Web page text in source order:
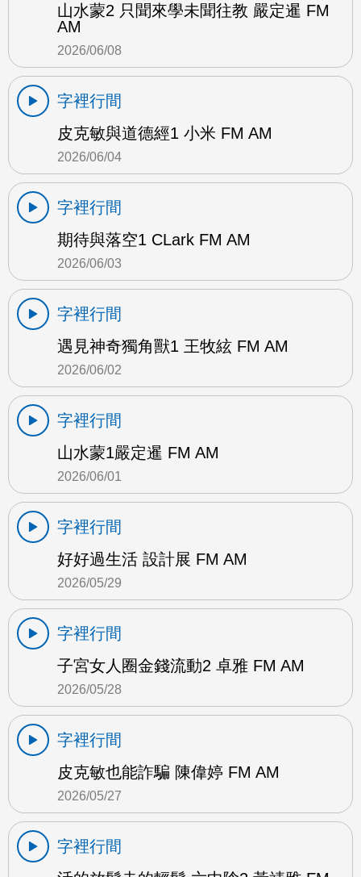
山水蒙2 只聞來學未聞往教 嚴定暹 FM
AM
2026/06/08
字裡行間
皮克敏與道德經1 小米 FM AM
2026/06/04
字裡行間
期待與落空1 CLark FM AM
2026/06/03
字裡行間
遇見神奇獨角獸1 王牧絃 FM AM
2026/06/02
字裡行間
山水蒙1嚴定暹 FM AM
2026/06/01
字裡行間
好好過生活 設計展 FM AM
2026/05/29
字裡行間
子宮女人圈金錢流動2 卓雅 FM AM
2026/05/28
字裡行間
皮克敏也能詐騙 陳偉婷 FM AM
2026/05/27
字裡行間